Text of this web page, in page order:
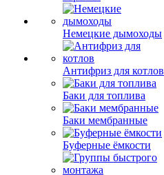
Немецкие дымоходы
Антифриз для котлов
Баки для топлива
Баки мембранные
Буферные ёмкости